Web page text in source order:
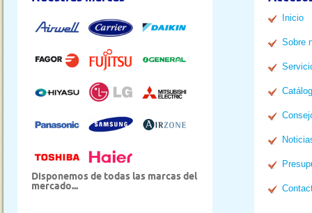
Disponemos de todas las marcas del
mercado...
Inicio
Sobre